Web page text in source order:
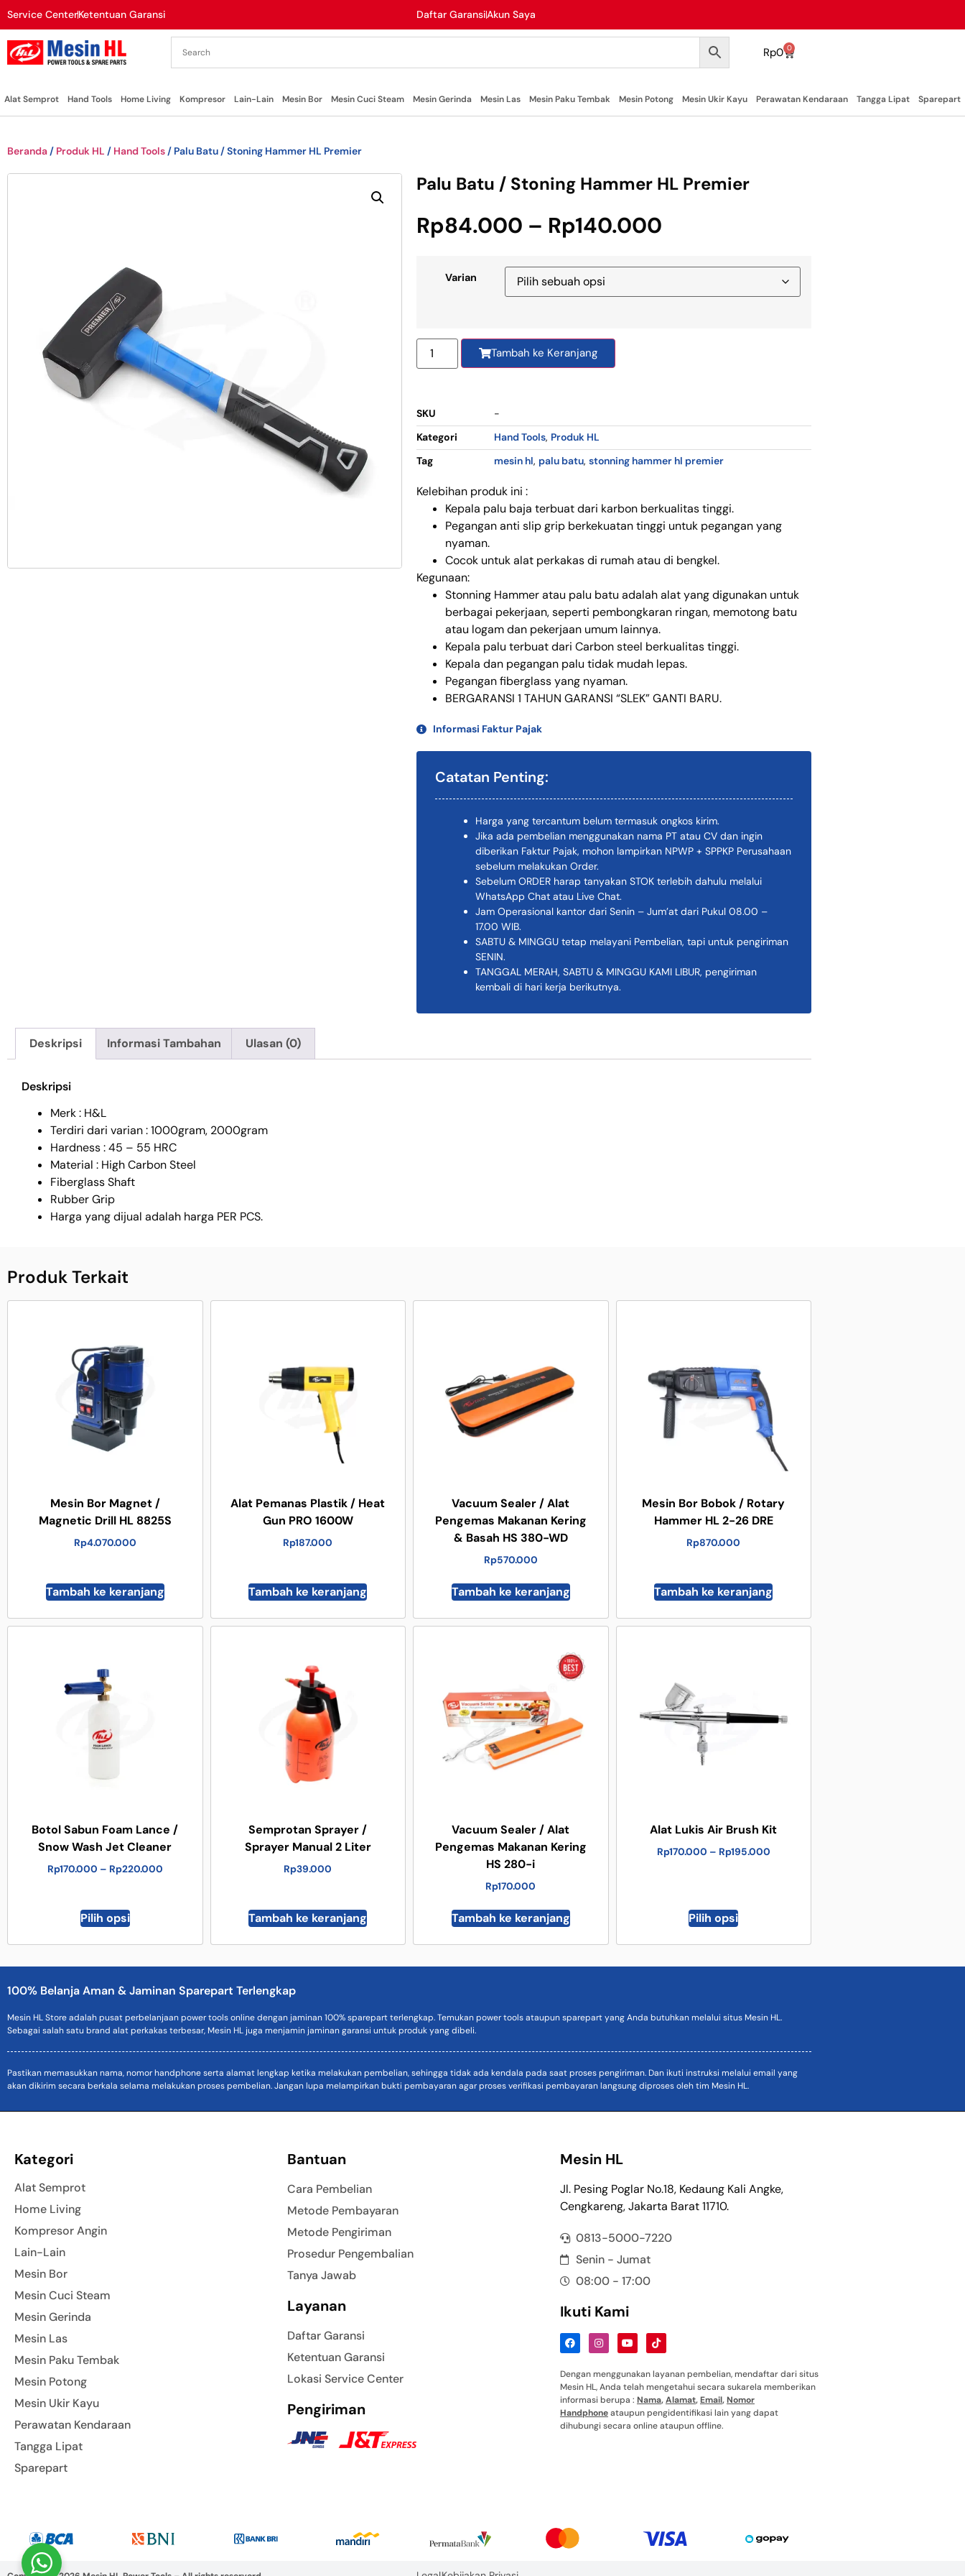
Service CenterKetentuan Garansi Daftar GaransiAkun Saya
Rp0 0
Alat Semprot Hand Tools Home Living Kompresor Lain-Lain Mesin Bor Mesin Cuci Steam Mesin Gerinda Mesin Las Mesin Paku Tembak Mesin Potong Mesin Ukir Kayu Perawatan Kendaraan Tangga Lipat Sparepart
Beranda / Produk HL / Hand Tools / Palu Batu / Stoning Hammer HL Premier
Palu Batu / Stoning Hammer HL Premier
Rp84.000 – Rp140.000
Varian
Tambah ke Keranjang
SKU
-
Kategori
Hand Tools, Produk HL
Tag
mesin hl, palu batu, stonning hammer hl premier
Kelebihan produk ini :
Kepala palu baja terbuat dari karbon berkualitas tinggi.
Pegangan anti slip grip berkekuatan tinggi untuk pegangan yang
nyaman.
Cocok untuk alat perkakas di rumah atau di bengkel.
Kegunaan:
Stonning Hammer atau palu batu adalah alat yang digunakan untuk
berbagai pekerjaan, seperti pembongkaran ringan, memotong batu
atau logam dan pekerjaan umum lainnya.
Kepala palu terbuat dari Carbon steel berkualitas tinggi.
Kepala dan pegangan palu tidak mudah lepas.
Pegangan fiberglass yang nyaman.
BERGARANSI 1 TAHUN GARANSI “SLEK” GANTI BARU.
Informasi Faktur Pajak
Catatan Penting:
Harga yang tercantum belum termasuk ongkos kirim.
Jika ada pembelian menggunakan nama PT atau CV dan ingin
diberikan Faktur Pajak, mohon lampirkan NPWP + SPPKP Perusahaan
sebelum melakukan Order.
Sebelum ORDER harap tanyakan STOK terlebih dahulu melalui
WhatsApp Chat atau Live Chat.
Jam Operasional kantor dari Senin – Jum’at dari Pukul 08.00 –
17.00 WIB.
SABTU & MINGGU tetap melayani Pembelian, tapi untuk pengiriman
SENIN.
TANGGAL MERAH, SABTU & MINGGU KAMI LIBUR, pengiriman
kembali di hari kerja berikutnya.
Deskripsi Informasi Tambahan Ulasan (0)
Deskripsi
Merk : H&L
Terdiri dari varian : 1000gram, 2000gram
Hardness : 45 – 55 HRC
Material : High Carbon Steel
Fiberglass Shaft
Rubber Grip
Harga yang dijual adalah harga PER PCS.
Produk Terkait
Mesin Bor Magnet /
Magnetic Drill HL 8825S
Rp4.070.000
Tambah ke keranjang
Alat Pemanas Plastik / Heat
Gun PRO 1600W
Rp187.000
Tambah ke keranjang
Vacuum Sealer / Alat
Pengemas Makanan Kering
& Basah HS 380-WD
Rp570.000
Tambah ke keranjang
Mesin Bor Bobok / Rotary
Hammer HL 2-26 DRE
Rp870.000
Tambah ke keranjang
Botol Sabun Foam Lance /
Snow Wash Jet Cleaner
Rp170.000 – Rp220.000
Pilih opsi
Semprotan Sprayer /
Sprayer Manual 2 Liter
Rp39.000
Tambah ke keranjang
Vacuum Sealer / Alat
Pengemas Makanan Kering
HS 280-i
Rp170.000
Tambah ke keranjang
Alat Lukis Air Brush Kit
Rp170.000 – Rp195.000
Pilih opsi
100% Belanja Aman & Jaminan Sparepart Terlengkap
Mesin HL Store adalah pusat perbelanjaan power tools online dengan jaminan 100% sparepart terlengkap. Temukan power tools ataupun sparepart yang Anda butuhkan melalui situs Mesin HL.
Sebagai salah satu brand alat perkakas terbesar, Mesin HL juga menjamin jaminan garansi untuk produk yang dibeli.
Pastikan memasukkan nama, nomor handphone serta alamat lengkap ketika melakukan pembelian, sehingga tidak ada kendala pada saat proses pengiriman. Dan ikuti instruksi melalui email yang
akan dikirim secara berkala selama melakukan proses pembelian. Jangan lupa melampirkan bukti pembayaran agar proses verifikasi pembayaran langsung diproses oleh tim Mesin HL.
Kategori
Alat Semprot
Home Living
Kompresor Angin
Lain-Lain
Mesin Bor
Mesin Cuci Steam
Mesin Gerinda
Mesin Las
Mesin Paku Tembak
Mesin Potong
Mesin Ukir Kayu
Perawatan Kendaraan
Tangga Lipat
Sparepart
Bantuan
Cara Pembelian
Metode Pembayaran
Metode Pengiriman
Prosedur Pengembalian
Tanya Jawab
Layanan
Daftar Garansi
Ketentuan Garansi
Lokasi Service Center
Pengiriman
Mesin HL
Jl. Pesing Poglar No.18, Kedaung Kali Angke,
Cengkareng, Jakarta Barat 11710.
0813-5000-7220
Senin - Jumat
08:00 - 17:00
Ikuti Kami
Dengan menggunakan layanan pembelian, mendaftar dari situs
Mesin HL, Anda telah mengetahui secara sukarela memberikan
informasi berupa : Nama,Alamat,Email,Nomor
Handphoneataupun pengidentifikasi lain yang dapat
dihubungi secara online ataupun offline.